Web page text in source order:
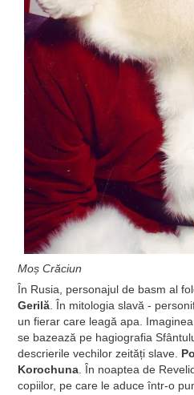
Moș Crăciun
În Rusia, personajul de basm al
Gerilă . În mitologia slavă -
un fierar care leagă apa.
se bazează pe hagiografia
descrierile vechilor zeități slave.
Korochuna . În noaptea de
copiilor, pe care le aduce într-o